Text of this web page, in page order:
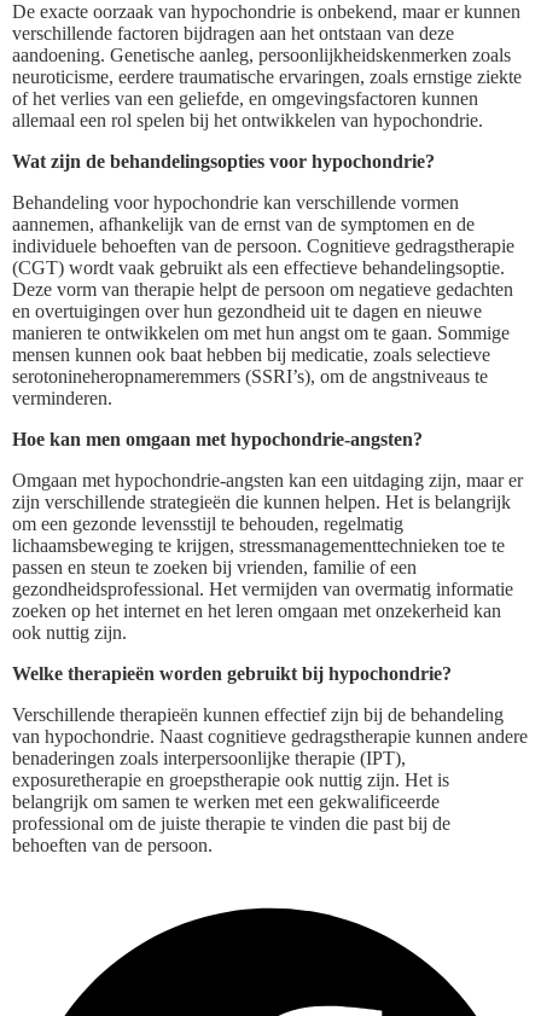
De exacte oorzaak van hypochondrie is onbekend, maar er kunnen
verschillende factoren bijdragen aan het ontstaan van deze
aandoening. Genetische aanleg, persoonlijkheidskenmerken zoals
neuroticisme, eerdere traumatische ervaringen, zoals ernstige ziekte
of het verlies van een geliefde, en omgevingsfactoren kunnen
allemaal een rol spelen bij het ontwikkelen van hypochondrie.
Wat zijn de behandelingsopties voor hypochondrie?
Behandeling voor hypochondrie kan verschillende vormen
aannemen, afhankelijk van de ernst van de symptomen en de
individuele behoeften van de persoon. Cognitieve gedragstherapie
(CGT) wordt vaak gebruikt als een effectieve behandelingsoptie.
Deze vorm van therapie helpt de persoon om negatieve gedachten
en overtuigingen over hun gezondheid uit te dagen en nieuwe
manieren te ontwikkelen om met hun angst om te gaan. Sommige
mensen kunnen ook baat hebben bij medicatie, zoals selectieve
serotonineheropnameremmers (SSRI’s), om de angstniveaus te
verminderen.
Hoe kan men omgaan met hypochondrie-angsten?
Omgaan met hypochondrie-angsten kan een uitdaging zijn, maar er
zijn verschillende strategieën die kunnen helpen. Het is belangrijk
om een gezonde levensstijl te behouden, regelmatig
lichaamsbeweging te krijgen, stressmanagementtechnieken toe te
passen en steun te zoeken bij vrienden, familie of een
gezondheidsprofessional. Het vermijden van overmatig informatie
zoeken op het internet en het leren omgaan met onzekerheid kan
ook nuttig zijn.
Welke therapieën worden gebruikt bij hypochondrie?
Verschillende therapieën kunnen effectief zijn bij de behandeling
van hypochondrie. Naast cognitieve gedragstherapie kunnen andere
benaderingen zoals interpersoonlijke therapie (IPT),
exposuretherapie en groepstherapie ook nuttig zijn. Het is
belangrijk om samen te werken met een gekwalificeerde
professional om de juiste therapie te vinden die past bij de
behoeften van de persoon.